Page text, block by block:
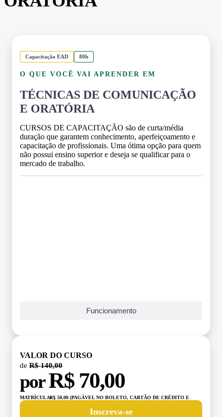
Capacitação EAD 80h
O QUE VOCÊ VAI APRENDER EM
TÉCNICAS DE COMUNICAÇÃO
E ORATÓRIA
CURSOS DE CAPACITAÇÃO são de curta/média
duração que garantem conhecimento, aperfeiçoamento e
capacitação de profissionais. Uma ótima opção para quem
não possui ensino superior e deseja se qualificar para o
mercado de trabalho.
Funcionamento
VALOR DO CURSO
de R$ 140,00
porR$ 70,00
MATRÍCULA:R$ 50,00 (PAGÁVEL NO BOLETO, CARTÃO DE CRÉDITO E
Inscreva-se